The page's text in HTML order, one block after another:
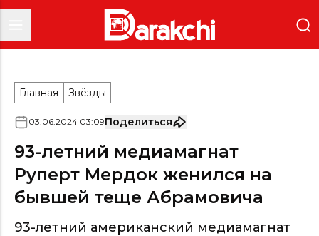
Главная Звёзды
03.06.2024 03:09Поделиться
93-летний медиамагнат
Руперт Мердок женился на
бывшей теще Абрамовича
93-летний американский медиамагнат